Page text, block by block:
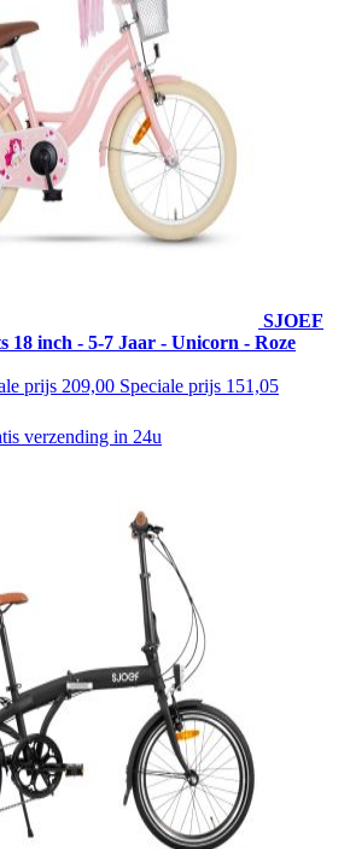
SJOEF
18 inch - 5-7 Jaar - Unicorn - Roze
prijs 209,00 Speciale prijs 151,05
verzending in 24u